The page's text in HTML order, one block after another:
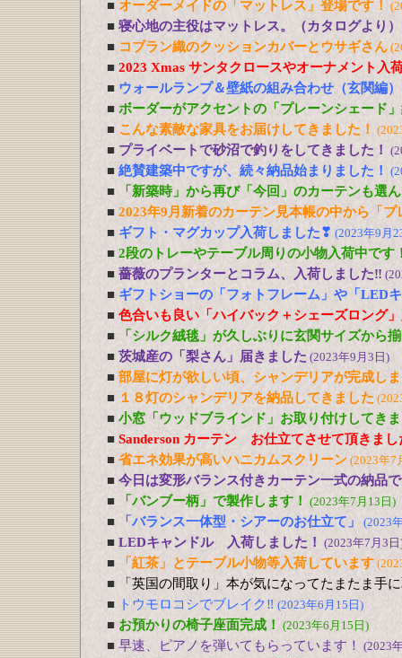
■ オーダーメイドの「マットレス」登場です！
■ 寝心地の主役はマットレス。（カタログより）
■ コブラン織のクッションカバーとウサギさん
■ 2023 Xmas サンタクロースやオーナメント入
■ ウォールランプ＆壁紙の組み合わせ（玄関編）
■ ボーダーがアクセントの「プレーンシェード
■ こんな素敵な家具をお届けしてきました！
■ プライベートで砂沼で釣りをしてきました！
■ 絶賛建築中ですが、続々納品始まりました！
■
「新築時」から再び「今回」のカーテンも選
■ 2023年9月新着のカーテン見本帳の中から「
■ ギフト・マグカップ入荷しました❣ (2023年9月
■ 2段のトレーやテーブル周りの小物入荷中です
■ 薔薇のプランターとコラム、入荷しました‼
■ ギフトショーの「フォトフレーム」や「LED
■ 色合いも良い「ハイバック＋シェーズロング
■
「シルク絨毯」が久しぶりに玄関サイズから
■ 茨城産の「梨さん」届きました (2023年9月3日)
■ 部屋に灯が欲しい頃、シャンデリアが完成し
■ １８灯のシャンデリアを納品してきました
■ 小窓「ウッドブラインド」お取り付けしてき
■ Sanderson カーテン お仕立てさせて頂きまし
■ 省エネ効果が高いハニカムスクリーン (2023年7
■ 今日は変形バランス付きカーテン一式の納品
■
「バンブー柄」で製作します！ (2023年7月13日)
■ 「バランス一体型・シアーのお仕立て」 (2023
■ LEDキャンドル 入荷しました！ (2023年7月3日
■ 「紅茶」とテーブル小物等入荷しています
■
「英国の間取り」本が気になってたまたま手
■
トウモロコシでブレイク‼ (2023年6月15日)
■ お預かりの椅子座面完成！ (2023年6月15日)
■ 早速、ピアノを弾いてもらっています！ (2023